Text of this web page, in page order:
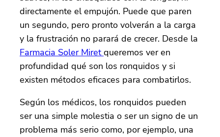
directamente el empujón. Puede que paren
un segundo, pero pronto volverán a la carga
y la frustración no parará de crecer. Desde la
Farmacia Soler Miretqueremos ver en
profundidad qué son los ronquidos y si
existen métodos eficaces para combatirlos.
Según los médicos, los ronquidos pueden
ser una simple molestia o ser un signo de un
problema más serio como, por ejemplo, una